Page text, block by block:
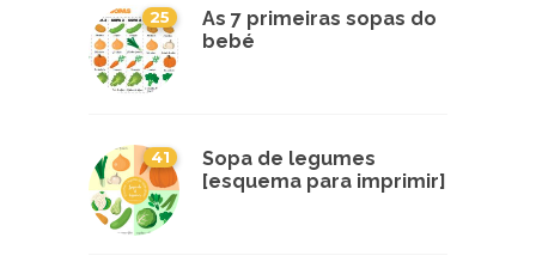
25
As 7 primeiras sopas do
bebé
41
Sopa de legumes
[esquema para imprimir]